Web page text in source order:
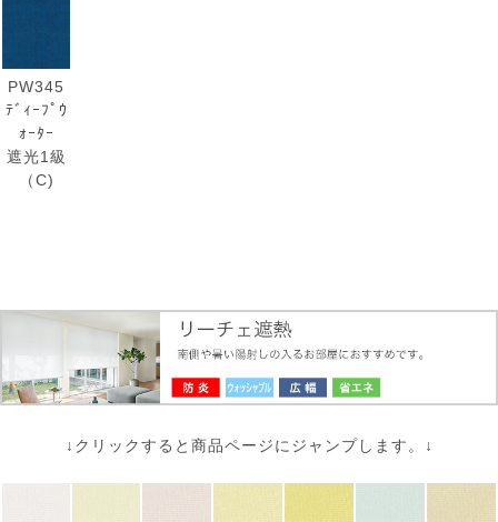
PW345
ﾃﾞｨｰﾌﾟｳ
ｫｰﾀｰ
遮光1級
（C)
↓クリックすると商品ページにジャンプします。↓